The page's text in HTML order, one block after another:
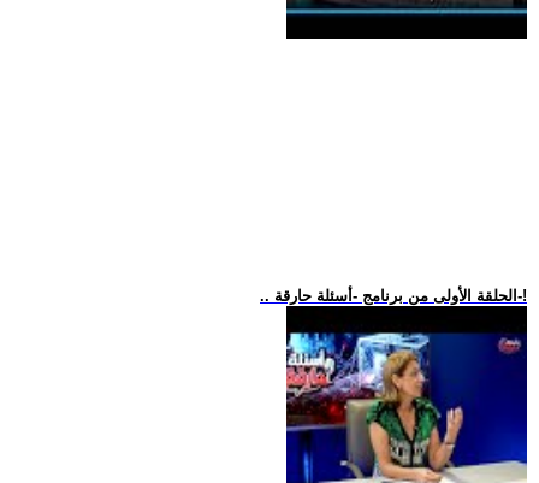
.. الحلقة الأولى من برنامج -أسئلة حارقة-!